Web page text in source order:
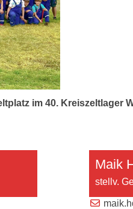
im 40. Kreiszeltlager
Maik
stellv.